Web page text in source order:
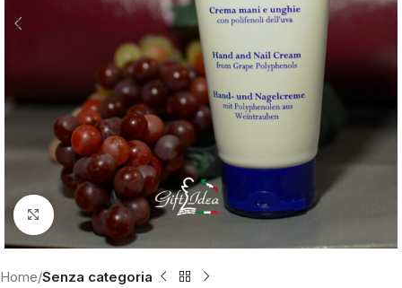
Click to enlarge
Home Senza categoria